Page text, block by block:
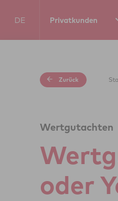
DE Privatkunden
Zurück
Wertgutachten
oder